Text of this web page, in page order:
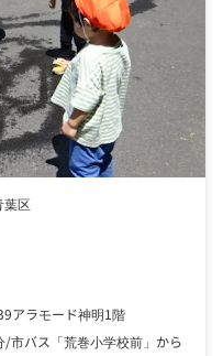
葉区
アラモード神明1階
市バス「荒巻小学校前」から